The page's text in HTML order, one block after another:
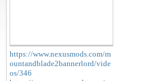
https://www.nexusmods.com/m
ountandblade2bannerlord/vide
os/346